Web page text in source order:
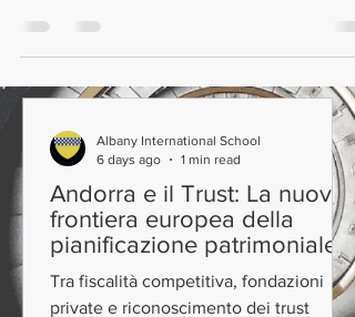
Andorra e il Trust: La nuova
frontiera europea della
pianificazione patrimoniale
Tra fiscalità competitiva, fondazioni
private e riconoscimento dei trust
Albany International School
6 days ago
1 min read